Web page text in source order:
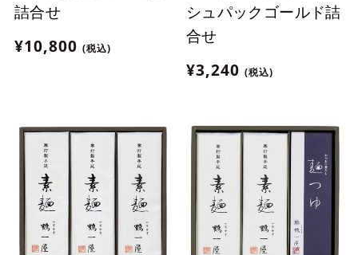
詰合せ
¥10,800 (税込)
シュパックゴールド詰
合せ
¥3,240 (税込)